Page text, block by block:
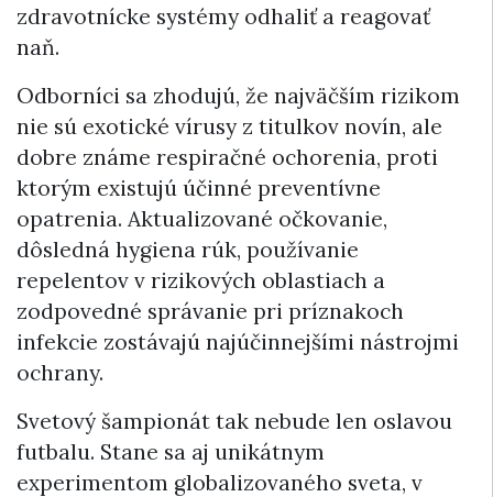
zdravotnícke systémy odhaliť a reagovať
naň.
Odborníci sa zhodujú, že najväčším rizikom
nie sú exotické vírusy z titulkov novín, ale
dobre známe respiračné ochorenia, proti
ktorým existujú účinné preventívne
opatrenia. Aktualizované očkovanie,
dôsledná hygiena rúk, používanie
repelentov v rizikových oblastiach a
zodpovedné správanie pri príznakoch
infekcie zostávajú najúčinnejšími nástrojmi
ochrany.
Svetový šampionát tak nebude len oslavou
futbalu. Stane sa aj unikátnym
experimentom globalizovaného sveta, v